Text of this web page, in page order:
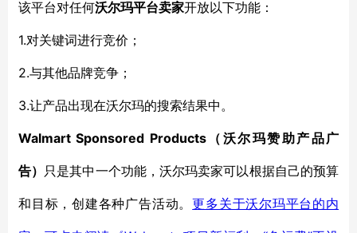
该平台对任何沃尔玛平台卖家开放以下功能：
1.对关键词进行竞价 ；
2.与其他品牌竞争 ；
3.让产品出现在沃尔玛的搜索结果中 。
Walmart Sponsored Products（ 沃尔玛赞助产品广
告） 只是其中一个功能， 沃尔玛卖家可以根据自己的预算
和目标，创建各种广告活动。更多关于沃尔玛平台的内